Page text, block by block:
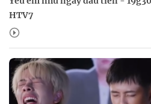
HTV7